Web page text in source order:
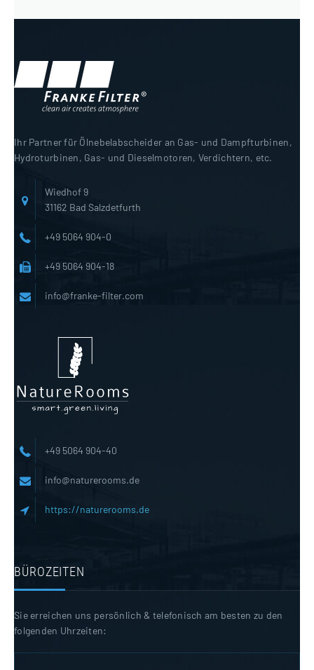
Ihr Partner für Ölnebelabscheider an Gas- und Dampfturbinen,
Hydroturbinen, Gas- und Dieselmotoren, Verdichtern, etc.
Wiedhof 9
31162 Bad Salzdetfurth
+49 5064 904-0
+49 5064 904-18
info@franke-filter.com
+49 5064 904-40
info@naturerooms.de
https://naturerooms.de
BÜROZEITEN
Sie erreichen uns persönlich & telefonisch am besten zu den
folgenden Uhrzeiten: